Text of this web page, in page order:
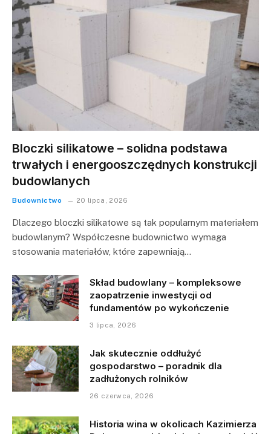
Bloczki silikatowe – solidna podstawa
trwałych i energooszczędnych konstrukcji
budowlanych
Budownictwo 20 lipca, 2026
Dlaczego bloczki silikatowe są tak popularnym materiałem
budowlanym? Współczesne budownictwo wymaga
stosowania materiałów, które zapewniają…
Skład budowlany – kompleksowe
zaopatrzenie inwestycji od
fundamentów po wykończenie
3 lipca, 2026
Jak skutecznie oddłużyć
gospodarstwo – poradnik dla
zadłużonych rolników
26 czerwca, 2026
Historia wina w okolicach Kazimierza